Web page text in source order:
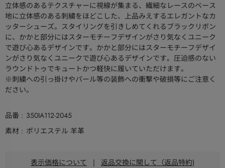
立体感のあるテクスチャーに視線が集まる、繊細なレースのベース
地に立体感のある刺繍をほどこした、上品みえするエレガントなカ
ッターシューズ。スタイリングを引きしめてくれるブラックリボン
に、かかと部分にはスターモチーフデザインがさり気なくユニーク
で遊び心あるデザインです。かかと部分にはスターモチーフデザイ
ンがさり気なくユニークで遊び心あるデザインです。圧迫感のない
ラウンドトゥでキュートかつ軽快に履いていただけます。
※刺繍への引っ掛けやパール等の装飾への衝撃や破損等にご注意く
ださい。
品番
350IA112-2045
素材
ポリエステル 羊革
表示価格について | 返品交換に関して（返品特約)